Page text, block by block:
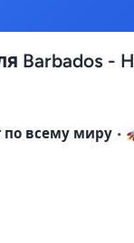
Barbados -
по всему миру •